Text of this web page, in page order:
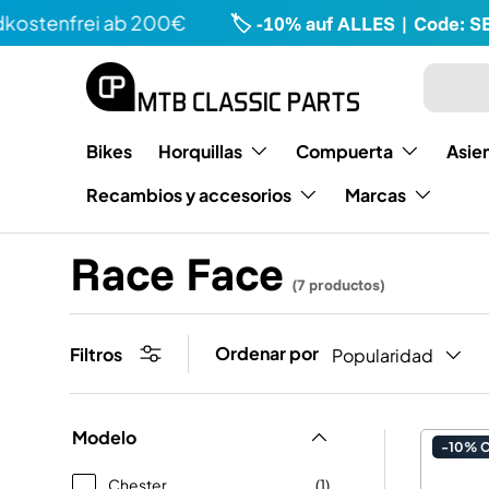
Directamente al contenido
ab 200€ 🏷️ -10% auf ALLES | Code:
Buscar en
Tipo
Bikes Horquillas Compuerta
Recambios y accesorios
Marcas
Race Face (7 productos)
Filtros Ordenar por Popularidad
Modelo
Chester (1)
-10%